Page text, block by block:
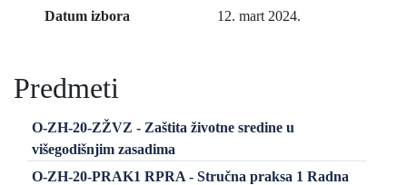
Datum izbora 12. mart 2024.
Predmeti
O-ZH-20-ZŽVZ - Zaštita životne sredine u
višegodišnjim zasadima
O-ZH-20-PRAK1 RPRA - Stručna praksa 1 Radna